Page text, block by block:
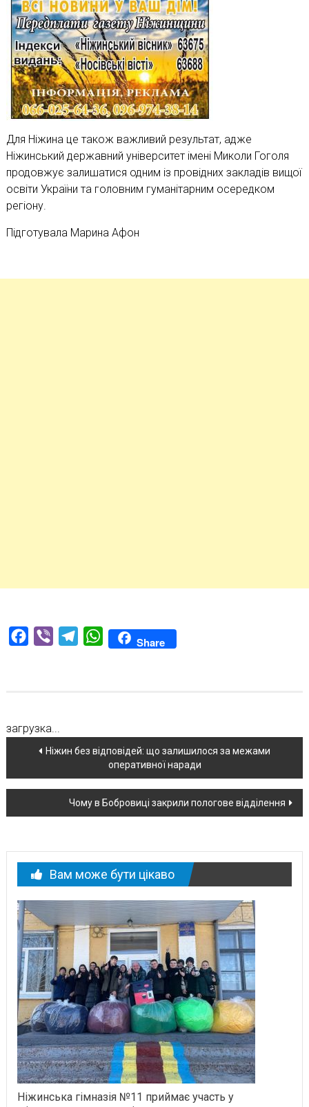
Для Ніжина це також важливий результат, адже
Ніжинський державний університет імені Миколи Гоголя
продовжує залишатися одним із провідних закладів вищої
освіти України та головним гуманітарним осередком
регіону.
Підготувала Марина Афон
Facebook
Viber TelegramWhatsAppShare
загрузка...
Навігація
по
Ніжин без відповідей: що залишилося за межами
оперативної наради
Чому в Бобровиці закрили пологове відділення
Вам може бути цікаво
Ніжинська гімназія №11 приймає участь у